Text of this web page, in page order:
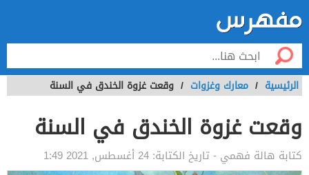
الرئيسية / معارك وغزوات / وقعت غزوة الخندق في السنة
وقعت غزوة الخندق في السنة
كتابة هالة فهمي - تاريخ الكتابة: 24 أغسطس, 2021 1:49